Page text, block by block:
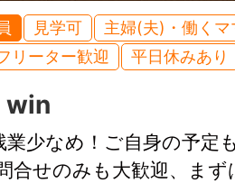
見学可
主婦(夫)・働くマ
リーター歓迎
平日休みあり
win
業少なめ！ご自身の予定
合せのみも大歓迎、ま